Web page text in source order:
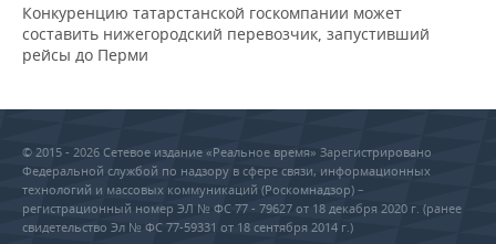
Конкуренцию татарстанской госкомпании может
составить нижегородский перевозчик, запустивший
рейсы до Перми
© 2015 - 2026 Сетевое издание «Реальное время» Зарегистрировано
Федеральной службой по надзору в сфере связи, информационных
технологий и массовых коммуникаций (Роскомнадзор) –
регистрационный номер ЭЛ № ФС 77 - 79627 от 18 декабря 2020 г. (ранее
свидетельство Эл № ФС 77-59331 от 18 сентября 2014 г.)